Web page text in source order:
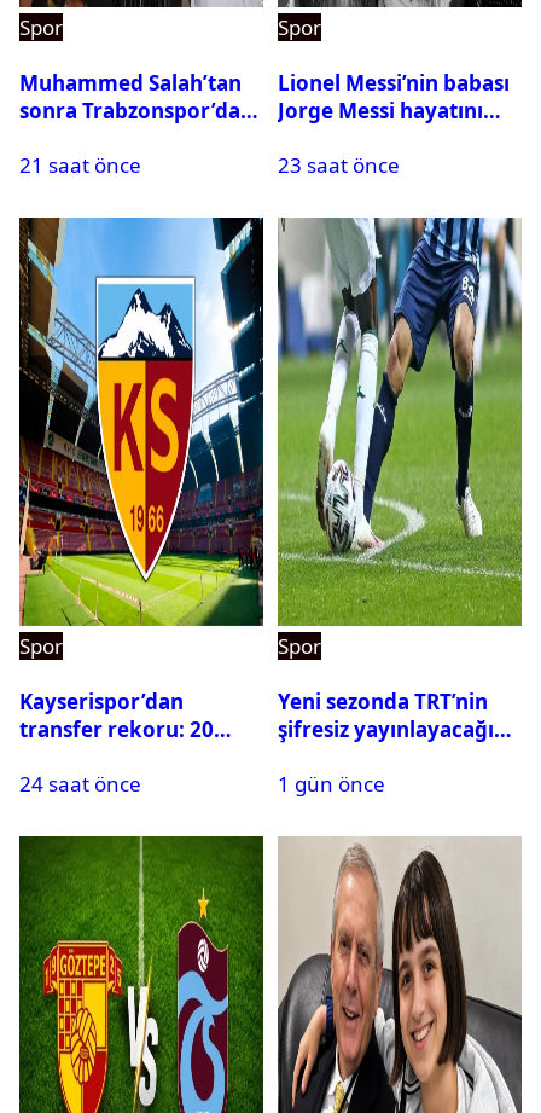
Spor
Muhammed Salah’tan
sonra Trabzonspor’dan
21 saat önce
Spor
Lionel Messi’nin babası
Jorge Messi hayatını
23 saat önce
Spor
Kayserispor’dan
transfer rekoru: 20
24 saat önce
Spor
Yeni sezonda TRT’nin
şifresiz yayınlayacağı
1 gün önce